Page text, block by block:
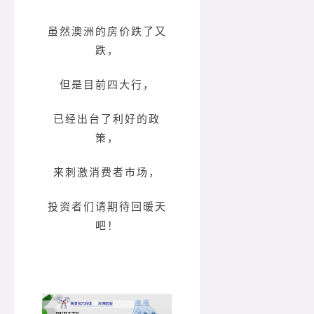
虽然澳洲的房价跌了又
跌，
但是目前四大行，
已经出台了利好的政
策，
来刺激消费者市场，
投资者们请期待回暖天
吧！